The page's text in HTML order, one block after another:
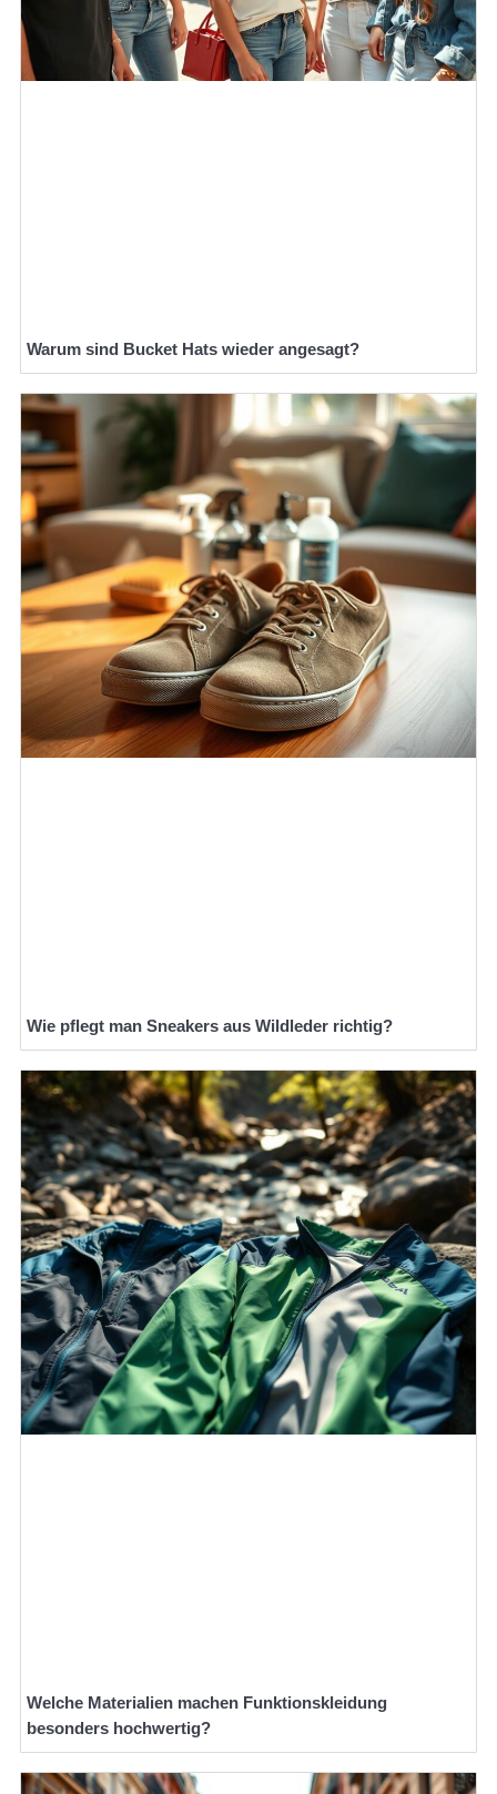
Warum sind Bucket Hats wieder angesagt?
Wie pflegt man Sneakers aus Wildleder richtig?
Welche Materialien machen Funktionskleidung
besonders hochwertig?